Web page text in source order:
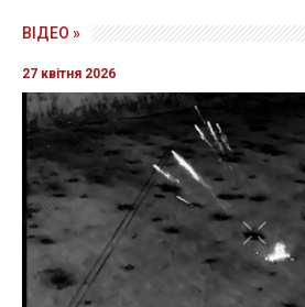
ВІДЕО »
27 квітня 2026